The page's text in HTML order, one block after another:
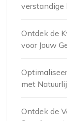
verstandige
Ontdek de
voor Jouw
met
Ontdek de